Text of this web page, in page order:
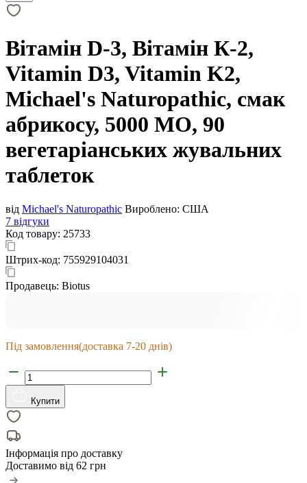
Вітамін D-3, Вітамін К-2,
Vitamin D3, Vitamin K2,
Michael's Naturopathic, смак
абрикосу, 5000 МО, 90
вегетаріанських жувальних
таблеток
від Michael's Naturopathic Вироблено: США
7 відгуки
Код товару: 25733
Штрих-код: 755929104031
Продавець: Biotus
Під замовлення(доставка 7-20 днів)
Купити
Інформація про доставку
Доставимо від 62 грн